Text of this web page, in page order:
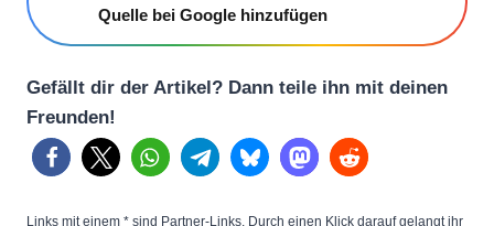
Quelle bei Google hinzufügen
Gefällt dir der Artikel? Dann teile ihn mit deinen
Freunden!
Links mit einem * sind Partner-Links. Durch einen Klick darauf gelangt ihr